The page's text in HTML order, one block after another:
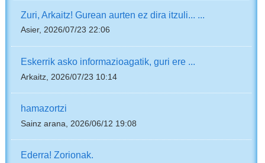
Zuri, Arkaitz! Gurean aurten ez dira itzuli... ...
Asier, 2026/07/23 22:06
Eskerrik asko informazioagatik, guri ere ...
Arkaitz, 2026/07/23 10:14
hamazortzi
Sainz arana, 2026/06/12 19:08
Ederra! Zorionak.